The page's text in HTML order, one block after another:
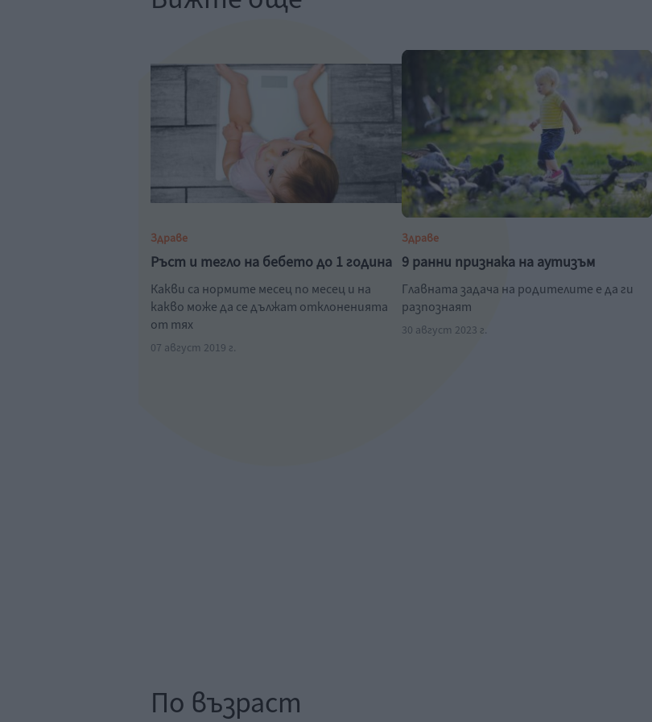
Здраве
Ръст и тегло на бебето до 1 година
Какви са нормите месец по месец и на
какво може да се дължат отклоненията
от тях
07 август 2019 г.
Здраве
9 ранни признака на аутизъм
Главната задача на родителите е да ги
разпознаят
30 август 2023 г.
По възраст